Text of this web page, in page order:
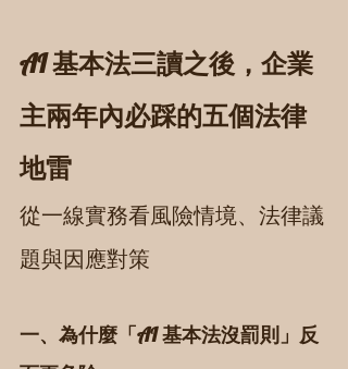
AI 基本法三讀之後，企業
主兩年內必踩的五個法律
地雷
從一線實務看風險情境、法律議
題與因應對策
一、為什麼「AI 基本法沒罰則」反